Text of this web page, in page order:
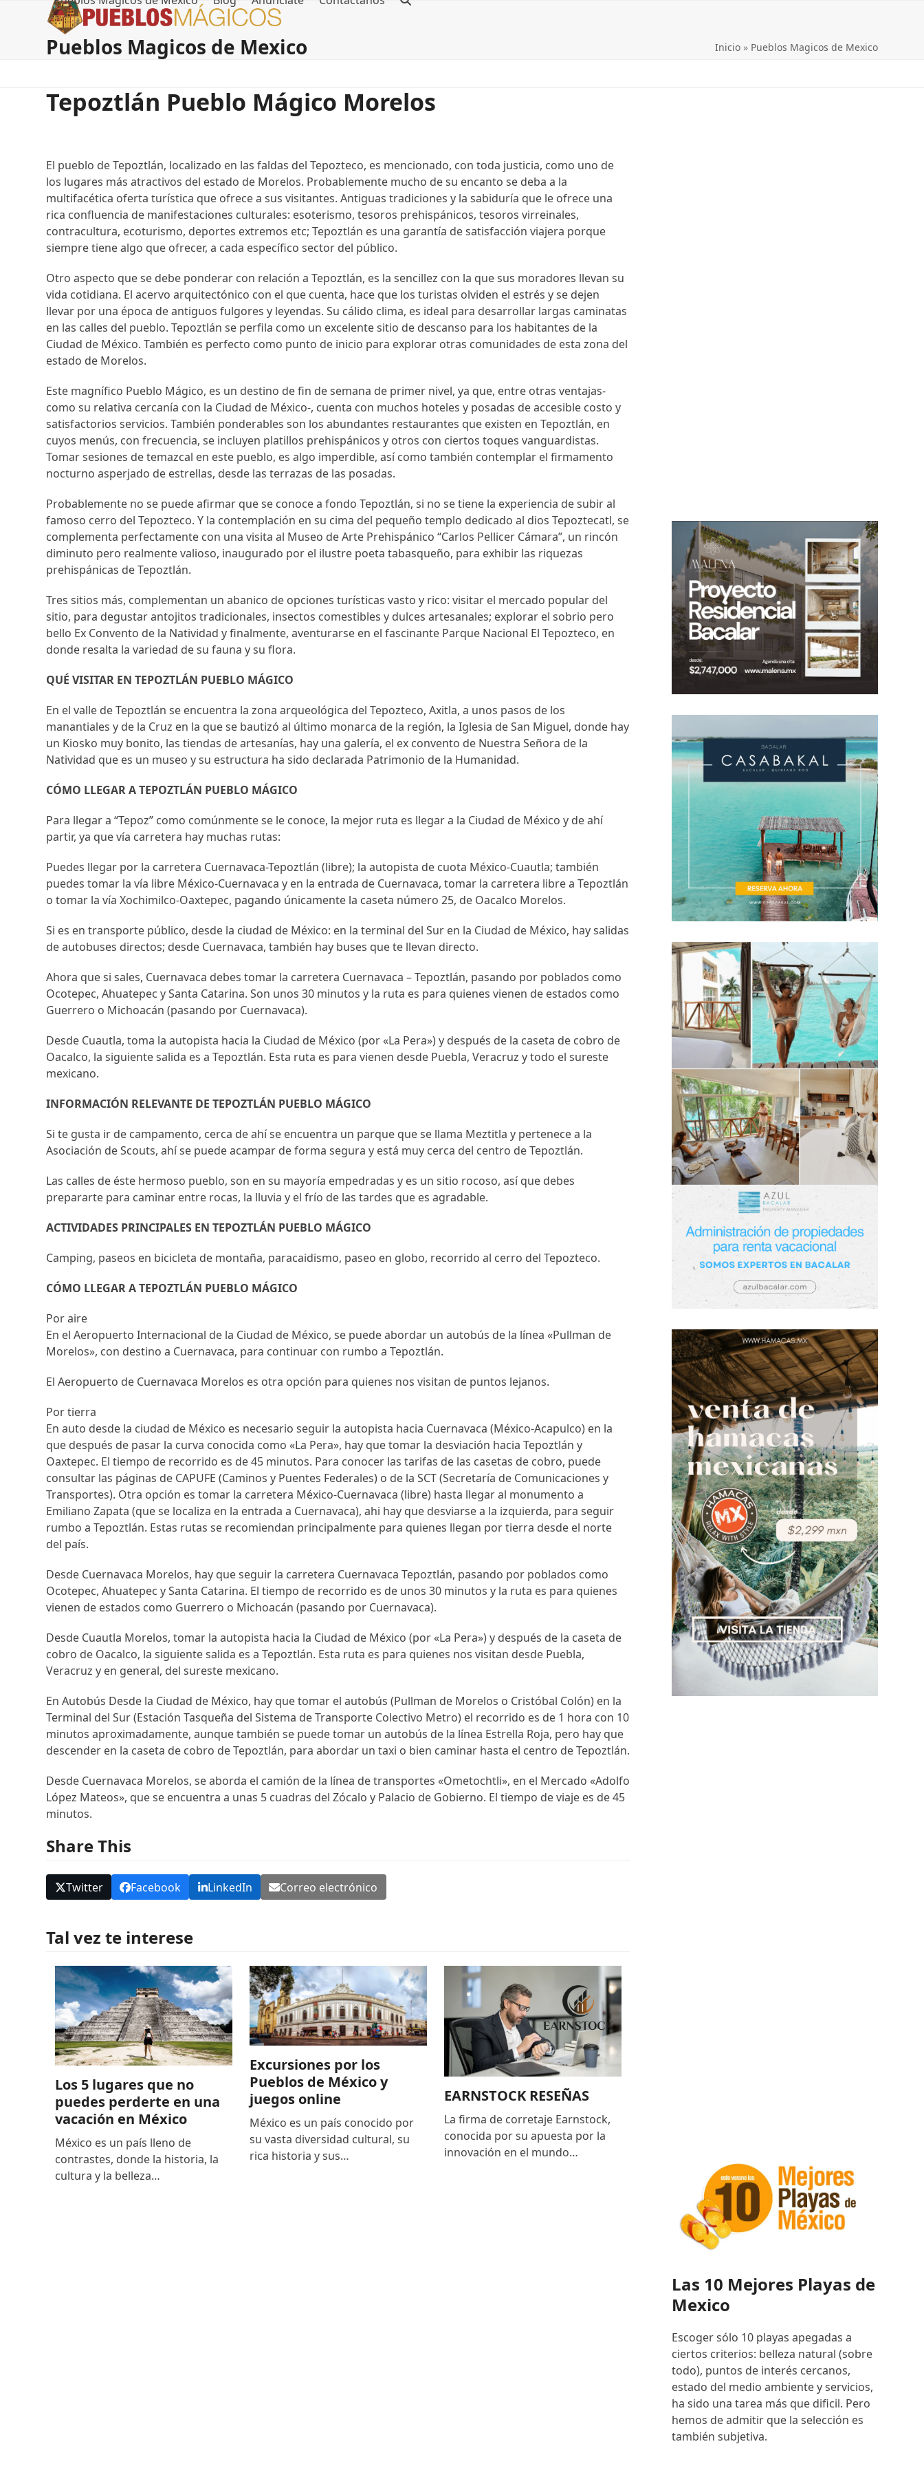
Pueblos Magicos de Mexico Inicio» Pueblos Magicos de Mexico
Tepoztlán Pueblo Mágico Morelos
El pueblo de Tepoztlán, localizado en las faldas del Tepozteco, es mencionado, con toda justicia, como uno de
los lugares más atractivos del estado de Morelos. Probablemente mucho de su encanto se deba a la
multifacética oferta turística que ofrece a sus visitantes. Antiguas tradiciones y la sabiduría que le ofrece una
rica confluencia de manifestaciones culturales: esoterismo, tesoros prehispánicos, tesoros virreinales,
contracultura, ecoturismo, deportes extremos etc; Tepoztlán es una garantía de satisfacción viajera porque
siempre tiene algo que ofrecer, a cada específico sector del público.
Otro aspecto que se debe ponderar con relación a Tepoztlán, es la sencillez con la que sus moradores llevan su
vida cotidiana. El acervo arquitectónico con el que cuenta, hace que los turistas olviden el estrés y se dejen
llevar por una época de antiguos fulgores y leyendas. Su cálido clima, es ideal para desarrollar largas caminatas
en las calles del pueblo. Tepoztlán se perfila como un excelente sitio de descanso para los habitantes de la
Ciudad de México. También es perfecto como punto de inicio para explorar otras comunidades de esta zona del
estado de Morelos.
Este magnífico Pueblo Mágico, es un destino de fin de semana de primer nivel, ya que, entre otras ventajas-
como su relativa cercanía con la Ciudad de México-, cuenta con muchos hoteles y posadas de accesible costo y
satisfactorios servicios. También ponderables son los abundantes restaurantes que existen en Tepoztlán, en
cuyos menús, con frecuencia, se incluyen platillos prehispánicos y otros con ciertos toques vanguardistas.
Tomar sesiones de temazcal en este pueblo, es algo imperdible, así como también contemplar el firmamento
nocturno asperjado de estrellas, desde las terrazas de las posadas.
Probablemente no se puede afirmar que se conoce a fondo Tepoztlán, si no se tiene la experiencia de subir al
famoso cerro del Tepozteco. Y la contemplación en su cima del pequeño templo dedicado al dios Tepoztecatl, se
complementa perfectamente con una visita al Museo de Arte Prehispánico “Carlos Pellicer Cámara”, un rincón
diminuto pero realmente valioso, inaugurado por el ilustre poeta tabasqueño, para exhibir las riquezas
prehispánicas de Tepoztlán.
Tres sitios más, complementan un abanico de opciones turísticas vasto y rico: visitar el mercado popular del
sitio, para degustar antojitos tradicionales, insectos comestibles y dulces artesanales; explorar el sobrio pero
bello Ex Convento de la Natividad y finalmente, aventurarse en el fascinante Parque Nacional El Tepozteco, en
donde resalta la variedad de su fauna y su flora.
QUÉ VISITAR EN TEPOZTLÁN PUEBLO MÁGICO
En el valle de Tepoztlán se encuentra la zona arqueológica del Tepozteco, Axitla, a unos pasos de los
manantiales y de la Cruz en la que se bautizó al último monarca de la región, la Iglesia de San Miguel, donde hay
un Kiosko muy bonito, las tiendas de artesanías, hay una galería, el ex convento de Nuestra Señora de la
Natividad que es un museo y su estructura ha sido declarada Patrimonio de la Humanidad.
CÓMO LLEGAR A TEPOZTLÁN PUEBLO MÁGICO
Para llegar a “Tepoz” como comúnmente se le conoce, la mejor ruta es llegar a la Ciudad de México y de ahí
partir, ya que vía carretera hay muchas rutas:
Puedes llegar por la carretera Cuernavaca-Tepoztlán (libre); la autopista de cuota México-Cuautla; también
puedes tomar la vía libre México-Cuernavaca y en la entrada de Cuernavaca, tomar la carretera libre a Tepoztlán
o tomar la vía Xochimilco-Oaxtepec, pagando únicamente la caseta número 25, de Oacalco Morelos.
Si es en transporte público, desde la ciudad de México: en la terminal del Sur en la Ciudad de México, hay salidas
de autobuses directos; desde Cuernavaca, también hay buses que te llevan directo.
Ahora que si sales, Cuernavaca debes tomar la carretera Cuernavaca – Tepoztlán, pasando por poblados como
Ocotepec, Ahuatepec y Santa Catarina. Son unos 30 minutos y la ruta es para quienes vienen de estados como
Guerrero o Michoacán (pasando por Cuernavaca).
Desde Cuautla, toma la autopista hacia la Ciudad de México (por «La Pera») y después de la caseta de cobro de
Oacalco, la siguiente salida es a Tepoztlán. Esta ruta es para vienen desde Puebla, Veracruz y todo el sureste
mexicano.
INFORMACIÓN RELEVANTE DE TEPOZTLÁN PUEBLO MÁGICO
Si te gusta ir de campamento, cerca de ahí se encuentra un parque que se llama Meztitla y pertenece a la
Asociación de Scouts, ahí se puede acampar de forma segura y está muy cerca del centro de Tepoztlán.
Las calles de éste hermoso pueblo, son en su mayoría empedradas y es un sitio rocoso, así que debes
prepararte para caminar entre rocas, la lluvia y el frío de las tardes que es agradable.
ACTIVIDADES PRINCIPALES EN TEPOZTLÁN PUEBLO MÁGICO
Camping, paseos en bicicleta de montaña, paracaidismo, paseo en globo, recorrido al cerro del Tepozteco.
CÓMO LLEGAR A TEPOZTLÁN PUEBLO MÁGICO
Por aire
En el Aeropuerto Internacional de la Ciudad de México, se puede abordar un autobús de la línea «Pullman de
Morelos», con destino a Cuernavaca, para continuar con rumbo a Tepoztlán.
El Aeropuerto de Cuernavaca Morelos es otra opción para quienes nos visitan de puntos lejanos.
Por tierra
En auto desde la ciudad de México es necesario seguir la autopista hacia Cuernavaca (México-Acapulco) en la
que después de pasar la curva conocida como «La Pera», hay que tomar la desviación hacia Tepoztlán y
Oaxtepec. El tiempo de recorrido es de 45 minutos. Para conocer las tarifas de las casetas de cobro, puede
consultar las páginas de CAPUFE (Caminos y Puentes Federales) o de la SCT (Secretaría de Comunicaciones y
Transportes). Otra opción es tomar la carretera México-Cuernavaca (libre) hasta llegar al monumento a
Emiliano Zapata (que se localiza en la entrada a Cuernavaca), ahi hay que desviarse a la izquierda, para seguir
rumbo a Tepoztlán. Estas rutas se recomiendan principalmente para quienes llegan por tierra desde el norte
del país.
Desde Cuernavaca Morelos, hay que seguir la carretera Cuernavaca Tepoztlán, pasando por poblados como
Ocotepec, Ahuatepec y Santa Catarina. El tiempo de recorrido es de unos 30 minutos y la ruta es para quienes
vienen de estados como Guerrero o Michoacán (pasando por Cuernavaca).
Desde Cuautla Morelos, tomar la autopista hacia la Ciudad de México (por «La Pera») y después de la caseta de
cobro de Oacalco, la siguiente salida es a Tepoztlán. Esta ruta es para quienes nos visitan desde Puebla,
Veracruz y en general, del sureste mexicano.
En Autobús Desde la Ciudad de México, hay que tomar el autobús (Pullman de Morelos o Cristóbal Colón) en la
Terminal del Sur (Estación Tasqueña del Sistema de Transporte Colectivo Metro) el recorrido es de 1 hora con 10
minutos aproximadamente, aunque también se puede tomar un autobús de la línea Estrella Roja, pero hay que
descender en la caseta de cobro de Tepoztlán, para abordar un taxi o bien caminar hasta el centro de Tepoztlán.
Desde Cuernavaca Morelos, se aborda el camión de la línea de transportes «Ometochtli», en el Mercado «Adolfo
López Mateos», que se encuentra a unas 5 cuadras del Zócalo y Palacio de Gobierno. El tiempo de viaje es de 45
minutos.
Share This
Twitter Facebook LinkedIn Correo electrónico
Tal vez te interese
Los 5 lugares que no
puedes perderte en una
vacación en México
México es un país lleno de
contrastes, donde la historia, la
cultura y la belleza…
Excursiones por los
Pueblos de México y
juegos online
México es un país conocido por
su vasta diversidad cultural, su
rica historia y sus…
EARNSTOCK RESEÑAS
La firma de corretaje Earnstock,
conocida por su apuesta por la
innovación en el mundo…
Las 10 Mejores Playas de
Mexico
Escoger sólo 10 playas apegadas a
ciertos criterios: belleza natural (sobre
todo), puntos de interés cercanos,
estado del medio ambiente y servicios,
ha sido una tarea más que dificil. Pero
hemos de admitir que la selección es
también subjetiva.